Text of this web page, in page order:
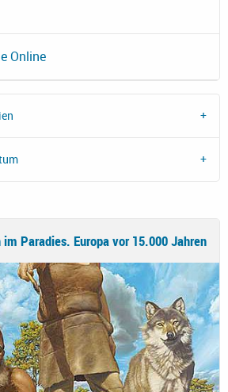
Online
Paradies. Europa vor 15.000 Jahren